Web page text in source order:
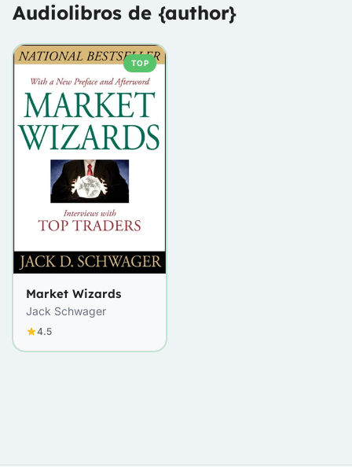
Audiolibros de {author}
TOP
Market Wizards
Jack Schwager
4.5